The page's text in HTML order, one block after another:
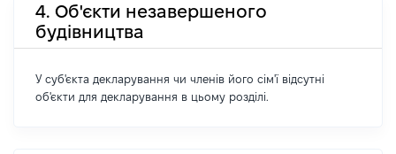
4. Об'єкти незавершеного
будівництва
У суб'єкта декларування чи членів його сім'ї відсутні
об'єкти для декларування в цьому розділі.